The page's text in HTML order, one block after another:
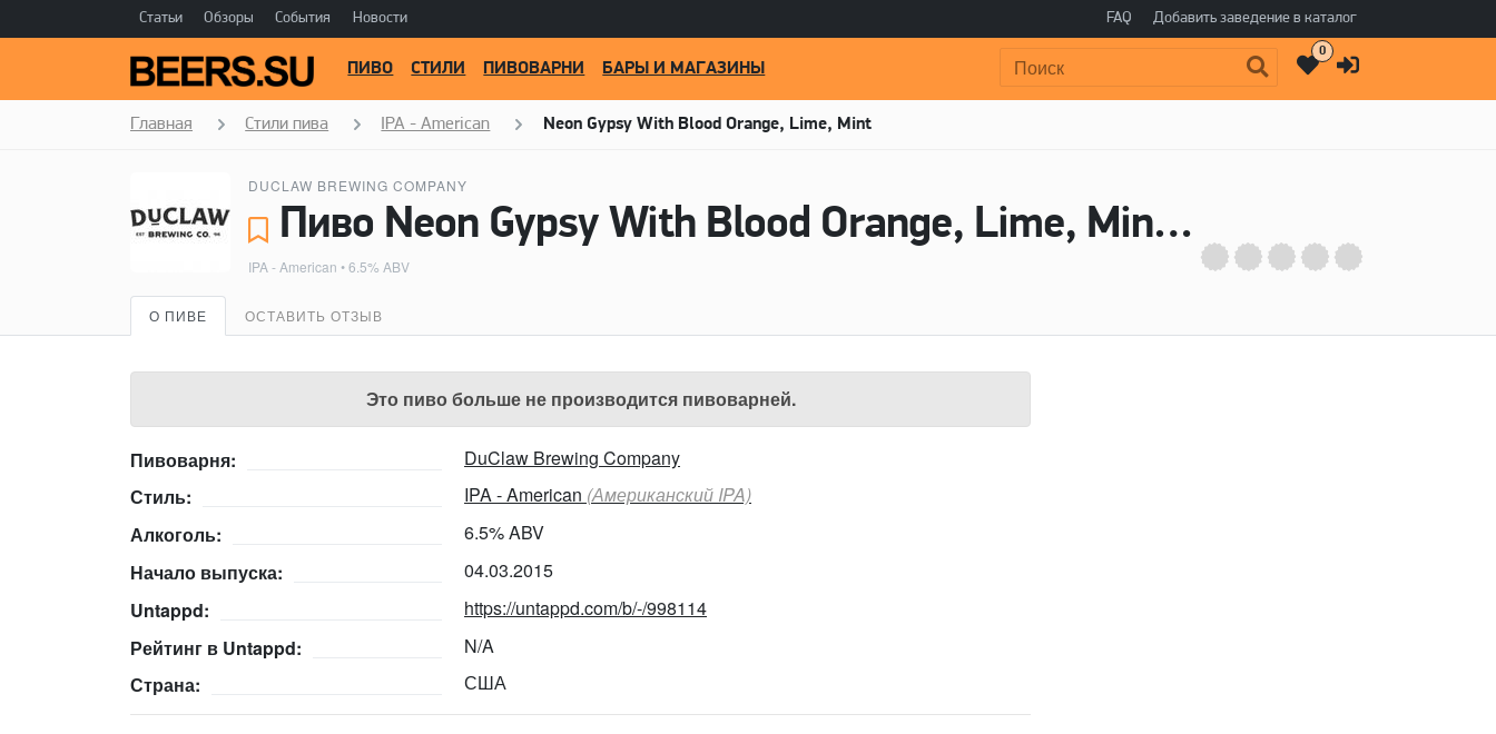
Статьи Обзоры События Новости FAQ Добавить заведение в каталог
Поиск:
ПИВО СТИЛИ ПИВОВАРНИ БАРЫ И МАГАЗИНЫ
0
Главная Стили пива IPA - American Neon Gypsy With Blood Orange, Lime, Mint
DUCLAW BREWING COMPANY
Пиво Neon Gypsy With Blood Orange, Lime, Mint - DuClaw Brewing Company
IPA - American • 6.5% ABV
О ПИВЕ ОСТАВИТЬ ОТЗЫВ
Это пиво больше не производится пивоварней.
Пивоварня:
DuClaw Brewing Company
Стиль:
IPA - American (Американский IPA)
Алкоголь:
6.5% ABV
Начало выпуска:
04.03.2015
Untappd:
https://untappd.com/b/-/998114
Рейтинг в Untappd:
N/A
Страна:
США